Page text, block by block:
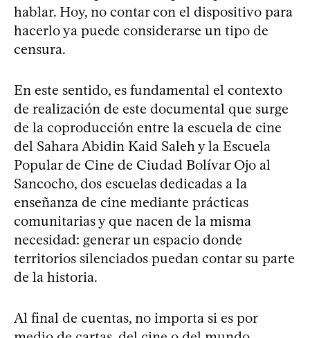
hablar. Hoy, no contar con el dispositivo para
hacerlo ya puede considerarse un tipo de
censura.
En este sentido, es fundamental el contexto
de realización de este documental que surge
de la coproducción entre la escuela de cine
del Sahara Abidin Kaid Saleh y la Escuela
Popular de Cine de Ciudad Bolívar Ojo al
Sancocho, dos escuelas dedicadas a la
enseñanza de cine mediante prácticas
comunitarias y que nacen de la misma
necesidad: generar un espacio donde
territorios silenciados puedan contar su parte
de la historia.
Al final de cuentas, no importa si es por